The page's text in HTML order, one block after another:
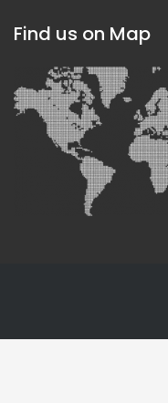
Find us on Map